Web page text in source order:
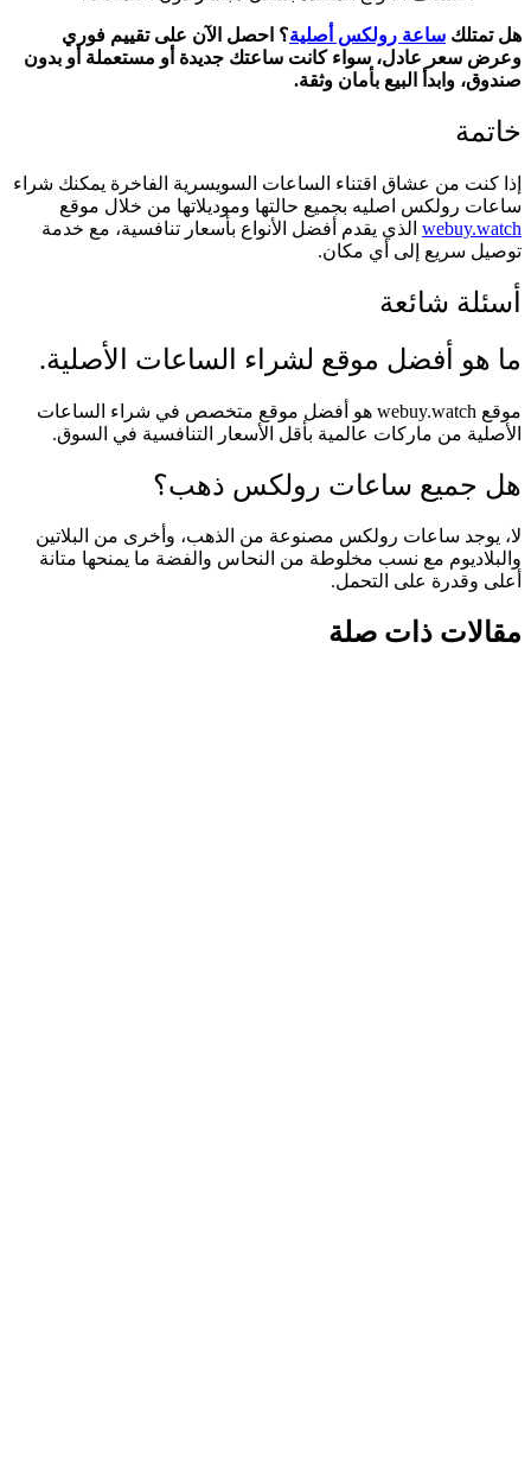
هل تمتلك ساعة رولكس أصلية؟ احصل الآن على تقييم فوري
وعرض سعر عادل، سواء كانت ساعتك جديدة أو مستعملة أو بدون
صندوق، وابدأ البيع بأمان وثقة.
خاتمة
إذا كنت من عشاق اقتناء الساعات السويسرية الفاخرة يمكنك شراء
ساعات رولكس اصليه بجميع حالتها وموديلاتها من خلال موقع
webuy.watch الذي يقدم أفضل الأنواع بأسعار تنافسية، مع خدمة
توصيل سريع إلى أي مكان.
أسئلة شائعة
ما هو أفضل موقع لشراء الساعات الأصلية.
موقع webuy.watch هو أفضل موقع متخصص في شراء الساعات
الأصلية من ماركات عالمية بأقل الأسعار التنافسية في السوق.
هل جميع ساعات رولكس ذهب؟
لا، يوجد ساعات رولكس مصنوعة من الذهب، وأخرى من البلاتين
والبلاديوم مع نسب مخلوطة من النحاس والفضة ما يمنحها متانة
أعلى وقدرة على التحمل.
مقالات ذات صلة